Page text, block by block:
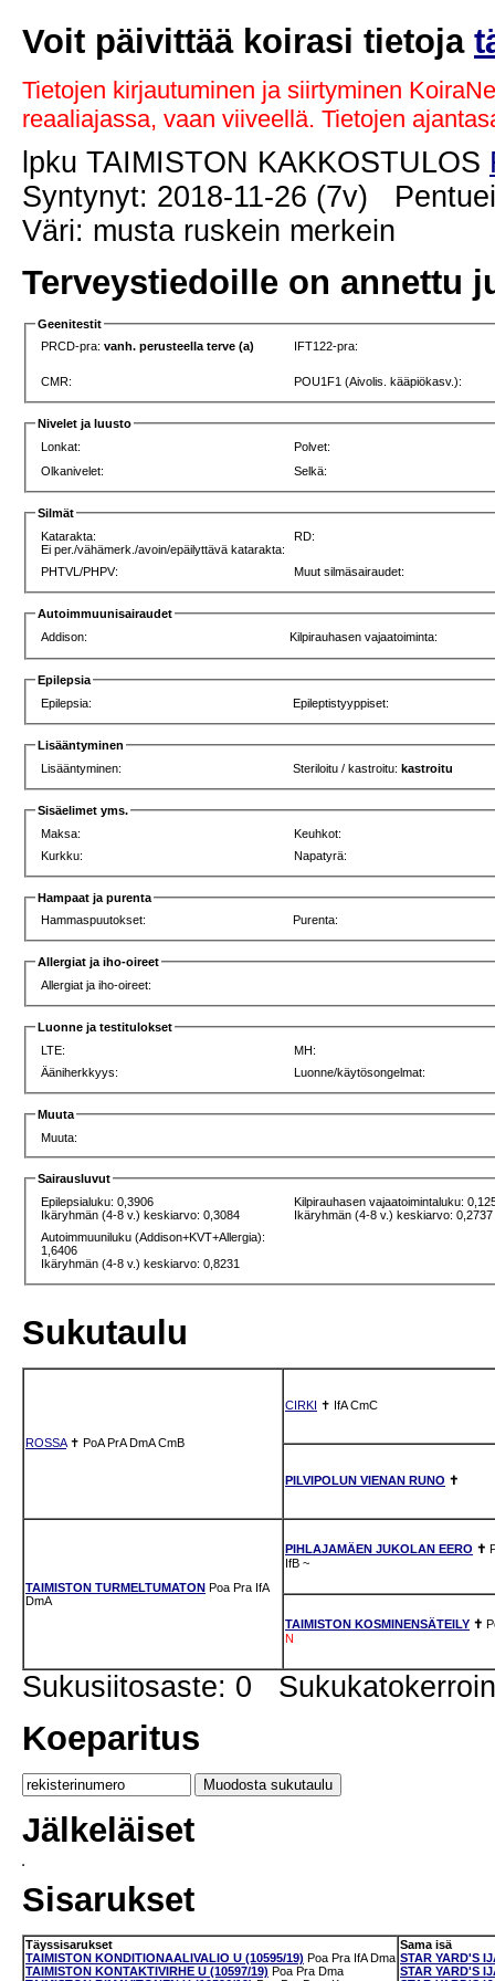
Voit päivittää koirasi tietoja
Tietojen kirjautuminen ja siirtyminen
reaaliajassa, vaan viiveellä. Tietojen
lpku TAIMISTON KAKKOSTULOS
Syntynyt: 2018-11-26 (7v)
Väri: musta ruskein merkein
Terveystiedoille on annettu
Geenitestit
PRCD-pra:vanh. perusteella terve (a) IFT122-pra:
CMR: POU1F1 (Aivolis. kääpiökasv.):
Nivelet ja luusto
Lonkat:
Polvet:
Olkanivelet:
Selkä:
Silmät
Katarakta:
Ei per./vähämerk./avoin/epäilyttävä katarakta:
RD:
PHTVL/PHPV: Muut silmäsairaudet:
Autoimmuunisairaudet
Addison:
Kilpirauhasen vajaatoiminta:
Epilepsia
Epilepsia:
Epileptistyyppiset:
Lisääntyminen
Lisääntyminen:
Steriloitu / kastroitu:kastroitu
Sisäelimet yms.
Maksa:
Keuhkot:
Kurkku:
Napatyrä:
Hampaat ja purenta
Hammaspuutokset:
Purenta:
Allergiat ja iho-oireet
Allergiat ja iho-oireet:
Luonne ja testitulokset
LTE:
MH:
Ääniherkkyys:
Luonne/käytösongelmat:
Muuta
Muuta:
Sairausluvut
Epilepsialuku: 0,3906
Ikäryhmän (4-8 v.) keskiarvo: 0,3084
Kilpirauhasen vajaatoimintaluku:
Ikäryhmän (4-8 v.) keskiarvo: 0,2737
Autoimmuuniluku (Addison+KVT+Allergia):
1,6406
Ikäryhmän (4-8 v.) keskiarvo: 0,8231
Sukutaulu
ROSSA✝ PoA PrA DmA CmB
CIRKI ✝ IfA CmC
PILVIPOLUN VIENAN RUNO ✝
TAIMISTON TURMELTUMATON Poa Pra IfA
DmA
PIHLAJAMÄEN JUKOLAN EERO ✝
IfB ~
TAIMISTON KOSMINENSÄTEILY ✝
N
Sukusiitosaste: 0
Koeparitus
Jälkeläiset
Sisarukset
Täyssisarukset
TAIMISTON KONDITIONAALIVALIO U (10595/19) Poa Pra IfA Dma
TAIMISTON KONTAKTIVIRHE U (10597/19) Poa Pra Dma
Sama isä
STAR YARD'S
STAR YARD'S